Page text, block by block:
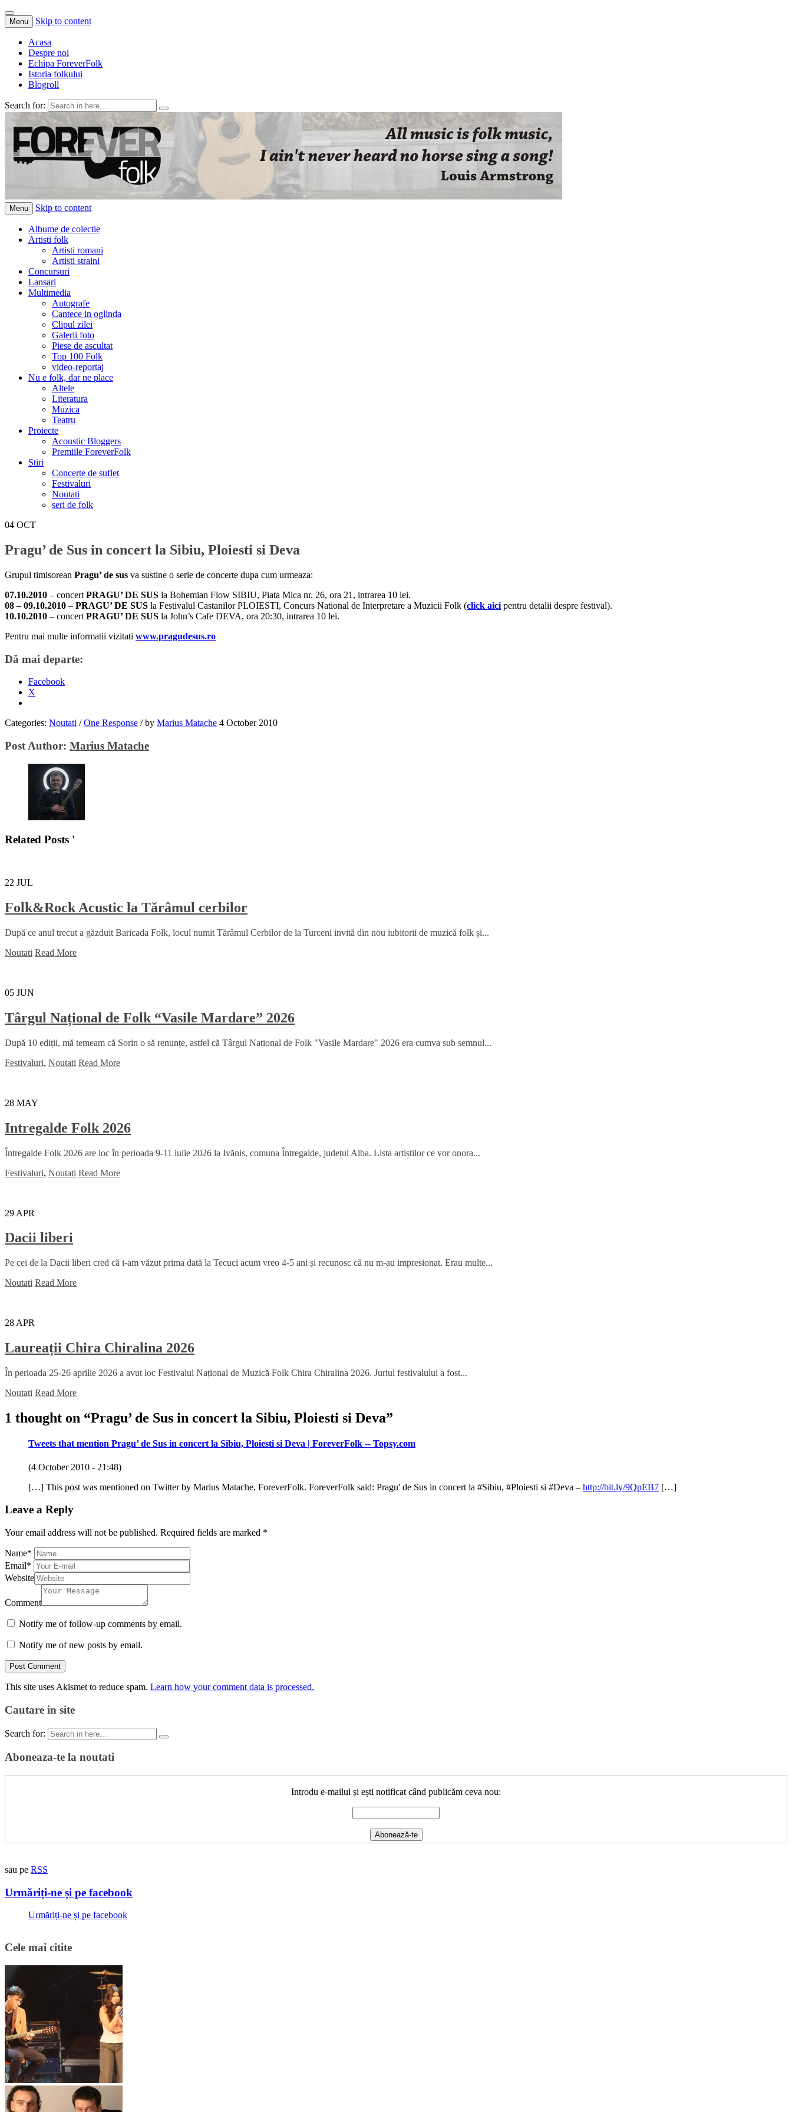
Menu Skip to content
Acasa
Despre noi
Echipa ForeverFolk
Istoria folkului
Blogroll
Search for:
ForeverFolk
Muzica sufletului tau
Menu Skip to content
Albume de colectie
Artisti folk
Artisti romani
Artisti straini
Concursuri
Lansari
Multimedia
Autografe
Cantece in oglinda
Clipul zilei
Galerii foto
Piese de ascultat
Top 100 Folk
video-reportaj
Nu e folk, dar ne place
Altele
Literatura
Muzica
Teatru
Proiecte
Acoustic Bloggers
Premiile ForeverFolk
Stiri
Concerte de suflet
Festivaluri
Noutati
seri de folk
04 OCT
Pragu’ de Sus in concert la Sibiu, Ploiesti si Deva
Grupul timisorean Pragu’ de sus va sustine o serie de concerte dupa cum urmeaza:
07.10.2010 – concert PRAGU’ DE SUS la Bohemian Flow SIBIU, Piata Mica nr. 26, ora 21, intrarea 10 lei.
08 – 09.10.2010 – PRAGU’ DE SUS la Festivalul Castanilor PLOIESTI, Concurs National de Interpretare a Muzicii Folk (click aici pentru detalii despre festival).
10.10.2010 – concert PRAGU’ DE SUS la John’s Cafe DEVA, ora 20:30, intrarea 10 lei.
Pentru mai multe informatii vizitati www.pragudesus.ro
Dă mai departe:
Facebook
X
Categories: Noutati / One Response /by Marius Matache 4 October 2010
Post Author: Marius Matache
Related Posts '
22 JUL
Folk&Rock Acustic la Tărâmul cerbilor
După ce anul trecut a găzduit Baricada Folk, locul numit Tărâmul Cerbilor de la Turceni invită din nou iubitorii de muzică folk și...
Noutati Read More
05 JUN
Târgul Național de Folk “Vasile Mardare” 2026
După 10 ediții, mă temeam că Sorin o să renunțe, astfel că Târgul Național de Folk "Vasile Mardare" 2026 era cumva sub semnul...
Festivaluri, Noutati Read More
28 MAY
Intregalde Folk 2026
Întregalde Folk 2026 are loc în perioada 9-11 iulie 2026 la Ivănis, comuna Întregalde, județul Alba. Lista artiștilor ce vor onora...
Festivaluri, Noutati Read More
29 APR
Dacii liberi
Pe cei de la Dacii liberi cred că i-am văzut prima dată la Tecuci acum vreo 4-5 ani și recunosc că nu m-au impresionat. Erau multe...
Noutati Read More
28 APR
Laureații Chira Chiralina 2026
În perioada 25-26 aprilie 2026 a avut loc Festivalul Național de Muzică Folk Chira Chiralina 2026. Juriul festivalului a fost...
Noutati Read More
1 thought on “Pragu’ de Sus in concert la Sibiu, Ploiesti si Deva”
Tweets that mention Pragu’ de Sus in concert la Sibiu, Ploiesti si Deva | ForeverFolk -- Topsy.com
(4 October 2010 - 21:48)
[…] This post was mentioned on Twitter by Marius Matache, ForeverFolk. ForeverFolk said: Pragu' de Sus in concert la #Sibiu, #Ploiesti si #Deva – http://bit.ly/9QpEB7 […]
Leave a Reply
Your email address will not be published. Required fields are marked *
Name*
Email*
Website
Comment
Notify me of follow-up comments by email.
Notify me of new posts by email.
This site uses Akismet to reduce spam. Learn how your comment data is processed.
Cautare in site
Search for:
Aboneaza-te la noutati
Introdu e-mailul și ești notificat când publicăm ceva nou:
sau pe RSS
Urmăriți-ne și pe facebook
Urmăriți-ne și pe facebook
Cele mai citite